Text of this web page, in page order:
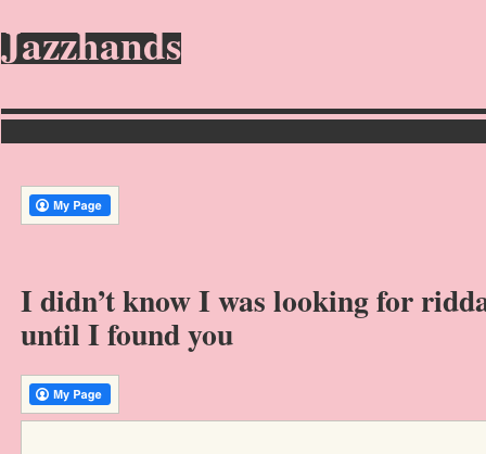
Jazzhands
I didn’t know I was looking for
until I found you